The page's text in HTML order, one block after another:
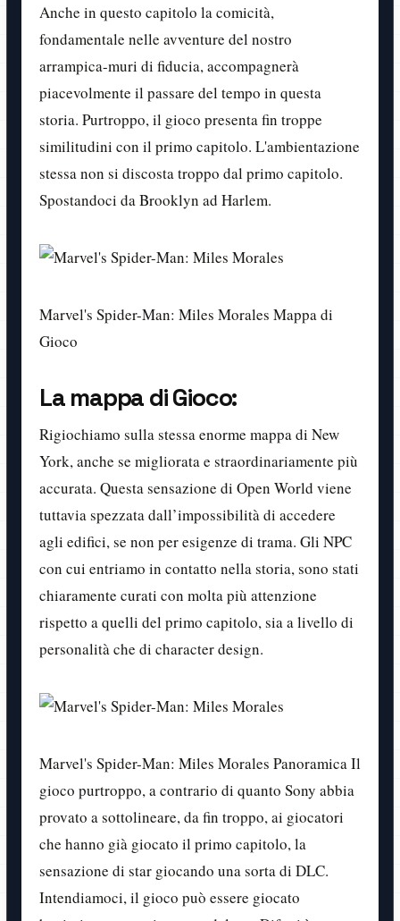
Anche in questo capitolo la comicità,
fondamentale nelle avventure del nostro
arrampica-muri di fiducia, accompagnerà
piacevolmente il passare del tempo in questa
storia. Purtroppo, il gioco presenta fin troppe
similitudini con il primo capitolo. L'ambientazione
stessa non si discosta troppo dal primo capitolo.
Spostandoci da Brooklyn ad Harlem.
Marvel's Spider-Man: Miles Morales Mappa di
Gioco
La mappa di Gioco:
Rigiochiamo sulla stessa enorme mappa di New
York, anche se migliorata e straordinariamente più
accurata. Questa sensazione di Open World viene
tuttavia spezzata dall’impossibilità di accedere
agli edifici, se non per esigenze di trama. Gli NPC
con cui entriamo in contatto nella storia, sono stati
chiaramente curati con molta più attenzione
rispetto a quelli del primo capitolo, sia a livello di
personalità che di character design.
Marvel's Spider-Man: Miles Morales Panoramica Il
gioco purtroppo, a contrario di quanto Sony abbia
provato a sottolineare, da fin troppo, ai giocatori
che hanno già giocato il primo capitolo, la
sensazione di star giocando una sorta di DLC.
Intendiamoci, il gioco può essere giocato